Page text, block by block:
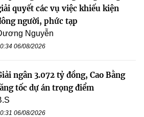
quyết các vụ việc khiếu kiện
người, phức tạp
Nguyễn
06/08/2026
ngân 3.072 tỷ đồng, Cao Bằng
tốc dự án trọng điểm
06/08/2026